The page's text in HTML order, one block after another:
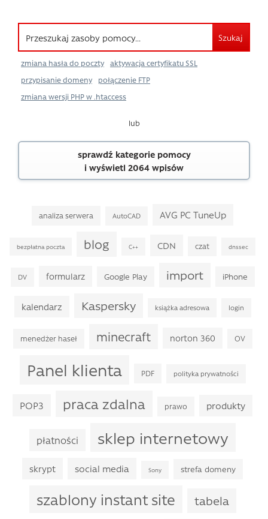
Szukaj
zmiana hasła do poczty
aktywacja certyfikatu SSL
przypisanie domeny
połączenie FTP
zmiana wersji PHP w .htaccess
lub
sprawdź kategorie pomocy
i wyświetl 2064 wpisów
analiza serwera AutoCAD AVG PC TuneUp
bezpłatna poczta blog C++ CDN czat dnssec
DV formularz Google Play import iPhone
kalendarz Kaspersky książka adresowa login
menedżer haseł minecraft norton 360 OV
Panel klienta PDF polityka prywatności
POP3 praca zdalna prawo produkty
płatności sklep internetowy
skrypt social media Sony strefa domeny
szablony instant site tabela